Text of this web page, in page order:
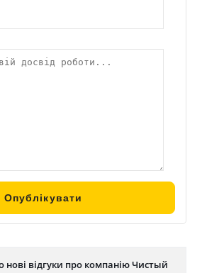
нові відгуки про компанію Чистый